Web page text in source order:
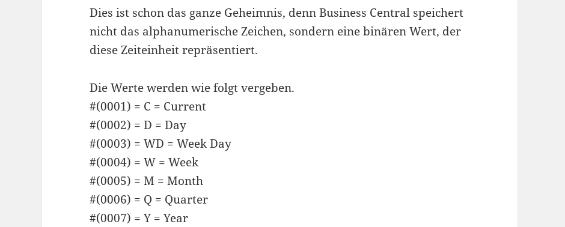
Dies ist schon das ganze Geheimnis, denn Business Central speichert
nicht das alphanumerische Zeichen, sondern eine binären Wert, der
diese Zeiteinheit repräsentiert.
Die Werte werden wie folgt vergeben.
#(0001) = C = Current
#(0002) = D = Day
#(0003) = WD = Week Day
#(0004) = W = Week
#(0005) = M = Month
#(0006) = Q = Quarter
#(0007) = Y = Year